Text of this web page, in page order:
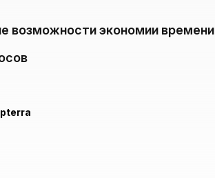
возможности экономии времени